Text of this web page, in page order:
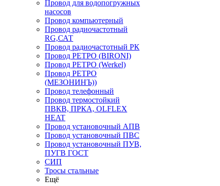
Провод для водопогружных
насосов
Провод компьютерный
Провод радиочастотный
RG,САТ
Провод радиочастотный РК
Провод РЕТРО (BIRONI)
Провод РЕТРО (Werkel)
Провод РЕТРО
(МЕЗОНИНЪ))
Провод телефонный
Провод термостойкий
ПВКВ, ПРКА, OLFLEX
HEAT
Провод установочный АПВ
Провод установочный ПВС
Провод установочный ПУВ,
ПУГВ ГОСТ
СИП
Тросы стальные
Ещё